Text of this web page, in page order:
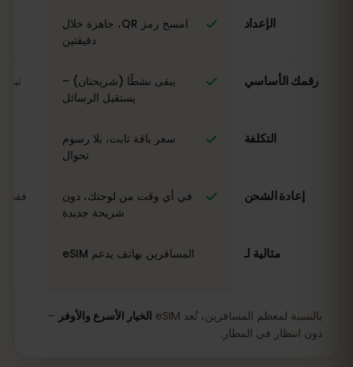
الإعداد
امسح رمز QR، جاهزة خلال
دقيقتين
رقمك الأساسي
يبقى نشطًا (شريحتان) –
يستقبل الرسائل
التكلفة
سعر باقة ثابت، بلا رسوم
تجوال
إعادة الشحن
في أي وقت من لوحتك، دون
شريحة جديدة
فقط
مثالية لـ المسافرين بهاتف يدعم eSIM
بالنسبة لمعظم المسافرين، تُعد eSIM الخيار الأسرع والأوفر –
دون انتظار في المطار.